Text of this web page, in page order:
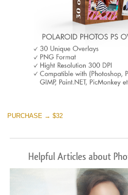
PURCHASE → $32
Helpful Articles about